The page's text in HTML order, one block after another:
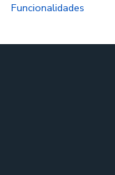
Funcionalidades